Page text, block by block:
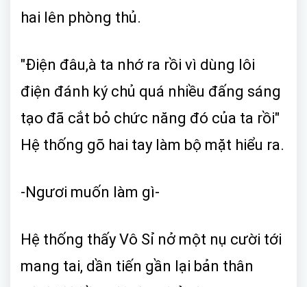
hai lên phòng thủ.
"Điện đâu,à ta nhớ ra rồi vì dùng lôi
điện đánh ký chủ quá nhiều đấng sáng
tạo đã cắt bỏ chức năng đó của ta rồi"
Hệ thống gõ hai tay làm bộ mặt hiểu ra.
-Ngươi muốn làm gì-
Hệ thống thấy Vô Sỉ nở một nụ cười tới
mang tai, dần tiến gần lại bản thân